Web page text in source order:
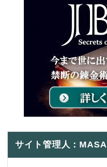
サイト管理人：MASA